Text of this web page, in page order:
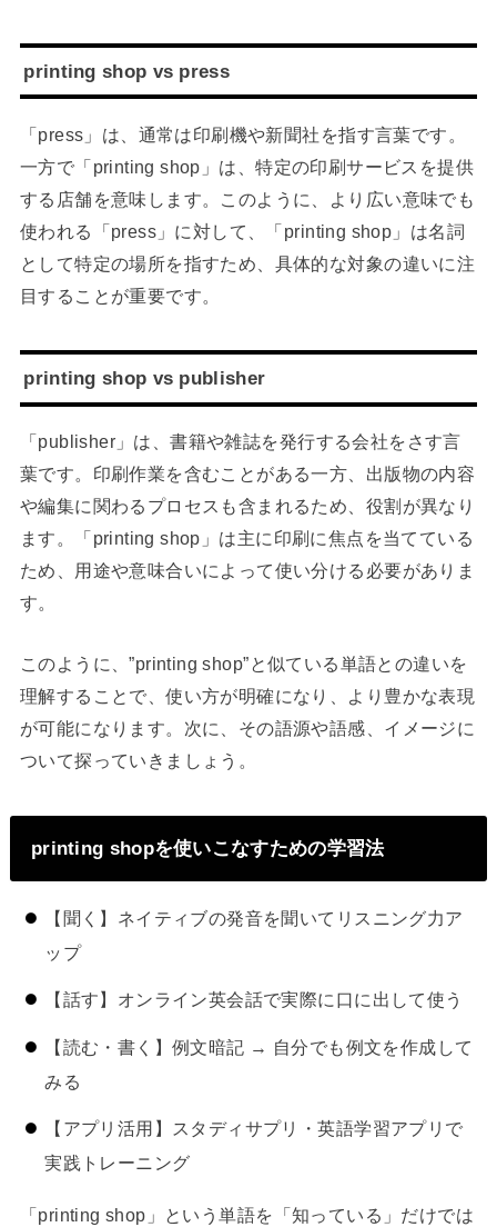
printing shop vs press
「press」は、通常は印刷機や新聞社を指す言葉です。
一方で「printing shop」は、特定の印刷サービスを提供
する店舗を意味します。このように、より広い意味でも
使われる「press」に対して、「printing shop」は名詞
として特定の場所を指すため、具体的な対象の違いに注
目することが重要です。
printing shop vs publisher
「publisher」は、書籍や雑誌を発行する会社をさす言
葉です。印刷作業を含むことがある一方、出版物の内容
や編集に関わるプロセスも含まれるため、役割が異なり
ます。「printing shop」は主に印刷に焦点を当てている
ため、用途や意味合いによって使い分ける必要がありま
す。
このように、”printing shop”と似ている単語との違いを
理解することで、使い方が明確になり、より豊かな表現
が可能になります。次に、その語源や語感、イメージに
ついて探っていきましょう。
printing shopを使いこなすための学習法
【聞く】ネイティブの発音を聞いてリスニング力ア
ップ
【話す】オンライン英会話で実際に口に出して使う
【読む・書く】例文暗記 → 自分でも例文を作成して
みる
【アプリ活用】スタディサプリ・英語学習アプリで
実践トレーニング
「printing shop」という単語を「知っている」だけでは